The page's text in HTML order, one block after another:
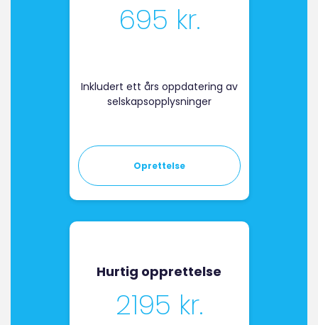
695 kr.
Inkludert ett års oppdatering av
selskapsopplysninger
Oprettelse
Hurtig opprettelse
2195 kr.